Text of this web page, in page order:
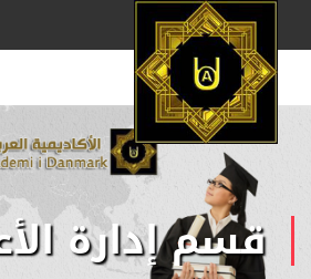
قسم إدارة